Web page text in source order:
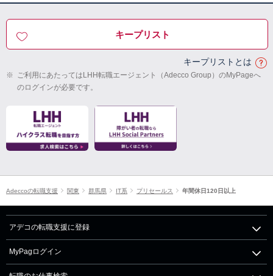
キープリスト
キープリストとは
※ ご利用にあたってはLHH転職エージェント（Adecco Group）のMyPageへ
のログインが必要です。
Adeccoの転職支援 関東 群馬県 IT系 プリセールス 年間休日120日以上
アデコの転職支援に登録
MyPagログイン